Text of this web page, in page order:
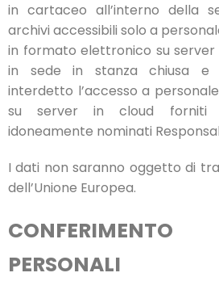
in cartaceo all’interno della
archivi accessibili solo a
in formato elettronico su
in sede in stanza chiusa e
interdetto l’accesso a
su server in cloud forniti
idoneamente nominati
I dati non saranno oggetto di
dell’Unione Europea.
PERSONALI